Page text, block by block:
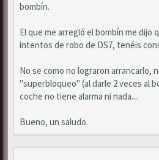
bombín.
El que me arregló el bombín me dijo
intentos de robo de DS7, tenéis
No se como no lograron arrancarlo,
"superbloqueo" (al darle 2 veces al
coche no tiene alarma ni nada....
Bueno, un saludo.